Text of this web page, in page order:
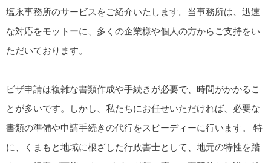
塩永事務所のサービスをご紹介いたします。当事務所は、迅速
な対応をモットーに、多くの企業様や個人の方からご支持をい
ただいております。
ビザ申請は複雑な書類作成や手続きが必要で、時間がかかるこ
とが多いです。しかし、私たちにお任せいただければ、必要な
書類の準備や申請手続きの代行をスピーディーに行います。 特
に、くまもと地域に根ざした行政書士として、地元の特性を踏